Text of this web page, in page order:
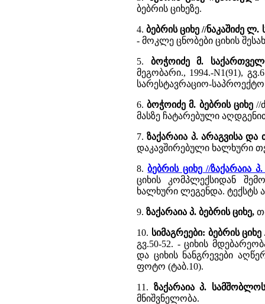
ბებრის ციხეზე.
4.ბებრის ციხე //ნაკაშიძე
- მოკლე ცნობები ციხის
5. ბოჭოიძე მ.
მეგობარი., 1994.-N1(91),
სარესტავრაციო-საპროექტო
6. ბოჭოიძე მ. ბებრის ციხე//
მასზე ჩატარებული
7.ზაქარაია პ. არაგვისა
დაკავშირებული ხალხური
8.ბებრის ციხე //ზაქარაია
ციხის კომპლექსიდან
ხალხური ლეგენდა. ტექსტს
9. ზაქარაია პ. ბებრის ციხე,
10. სიმაგრეები: ბებრის
გვ.50-52. - ციხის
და ციხის ნანგრევები
ფოტო (ტაბ.10).
11. ზაქარაია პ.
მნიშვნელობა.